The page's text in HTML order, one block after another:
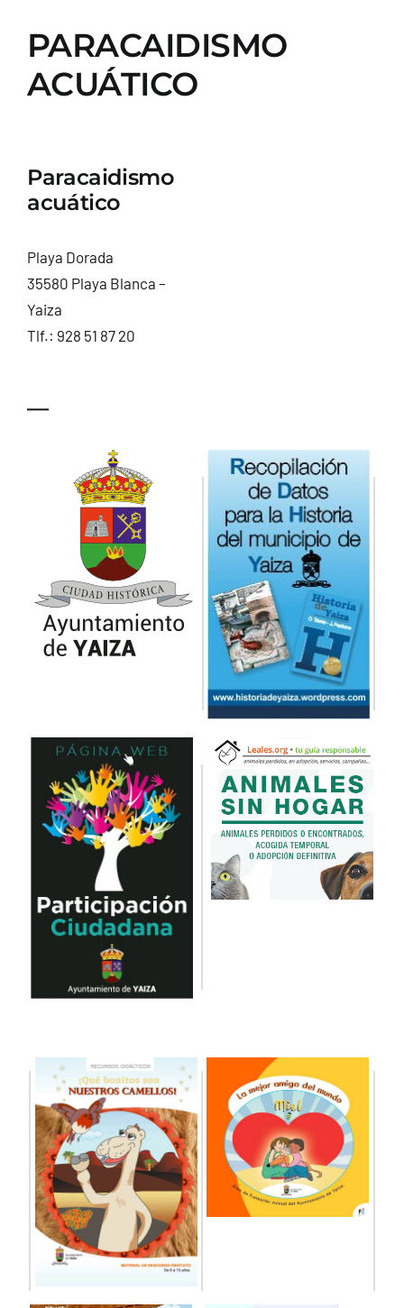
PARACAIDISMO
ACUÁTICO
Paracaidismo
acuático
Playa Dorada
35580 Playa Blanca –
Yaiza
Tlf.: 928 51 87 20
—